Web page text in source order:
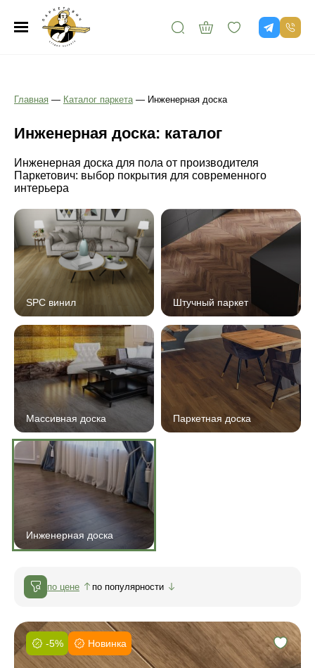
Главная — Каталог паркета — Инженерная доска
Инженерная доска: каталог
Инженерная доска для пола от производителя
Паркетович: выбор покрытия для современного
интерьера
SPC винил Штучный паркет
Массивная доска Паркетная доска
Инженерная доска
по цене по популярности
-5% Новинка
Фаска: